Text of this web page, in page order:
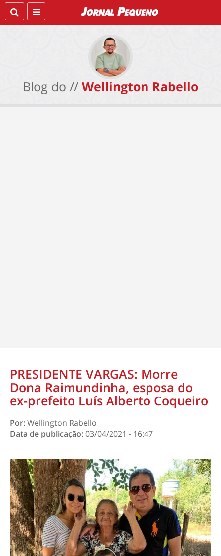
Blog do // Wellington Rabello
PRESIDENTE VARGAS: Morre
Dona Raimundinha, esposa do
ex-prefeito Luís Alberto Coqueiro
Por:Wellington Rabello
Data de publicação:03/04/2021 - 16:47